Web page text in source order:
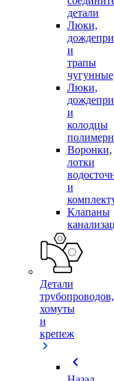
детали
Люки,
и
трапы
чугунные
Люки,
и
колодцы
Воронки,
лотки
и
Клапаны
Детали
трубопроводов,
хомуты
и
крепеж
chevron_left